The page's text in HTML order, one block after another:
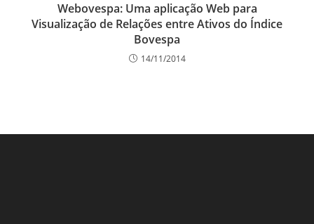
Webovespa: Uma aplicação Web para
Visualização de Relações entre Ativos do Índice
Bovespa
14/11/2014